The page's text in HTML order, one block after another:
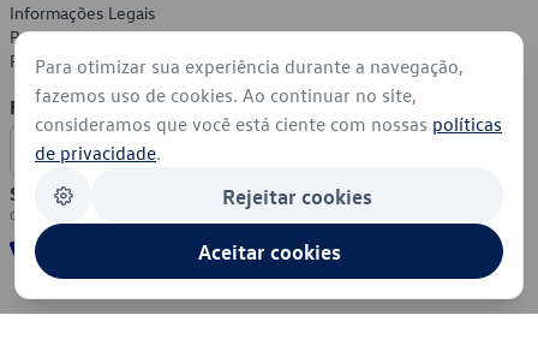
Informações Legais
Política de Privacidade
Política de Cookies
Formas de Pagamento
Segurança
Para otimizar sua experiência durante a navegação,
fazemos uso de cookies. Ao continuar no site,
consideramos que você está ciente com nossas políticas
de privacidade.
Rejeitar cookies
Aceitar cookies